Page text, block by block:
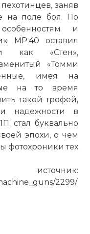
заняв
на поле боя. По
и
MP.40 оставил
как «Стен»,
«Томми
имея на
на то время
такой трофей,
и надежности в
стал буквально
эпохи, о чем
фотохроники тех
2299/